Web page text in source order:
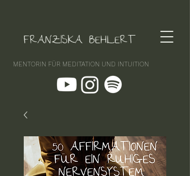
FRANZISKA BEHLERT
MENTORIN FÜR MEDITATION UND INTUITION